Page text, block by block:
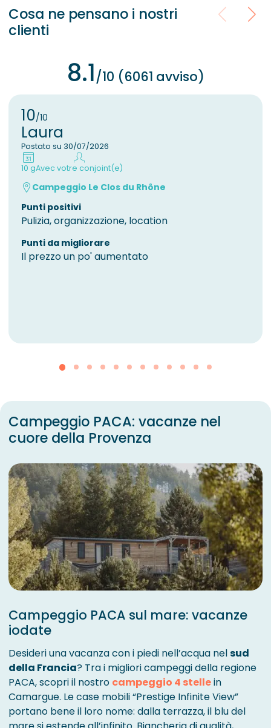
Cosa ne pensano i nostri
clienti
8.1/10 (6061 avviso)
10/10
Laura
Postato su 30/07/2026
10 gAvec votre conjoint(e)
Campeggio Le Clos du Rhône
Punti positivi
Pulizia, organizzazione, location
Punti da migliorare
Il prezzo un po' aumentato
Campeggio PACA: vacanze nel
cuore della Provenza
Campeggio PACA sul mare: vacanze
iodate
Desideri una vacanza con i piedi nell’acqua nelsud
della Francia? Tra i migliori campeggi della regione
PACA, scopri il nostro campeggio 4 stellein
Camargue. Le case mobili “Prestige Infinite View”
portano bene il loro nome: dalla terrazza, il blu del